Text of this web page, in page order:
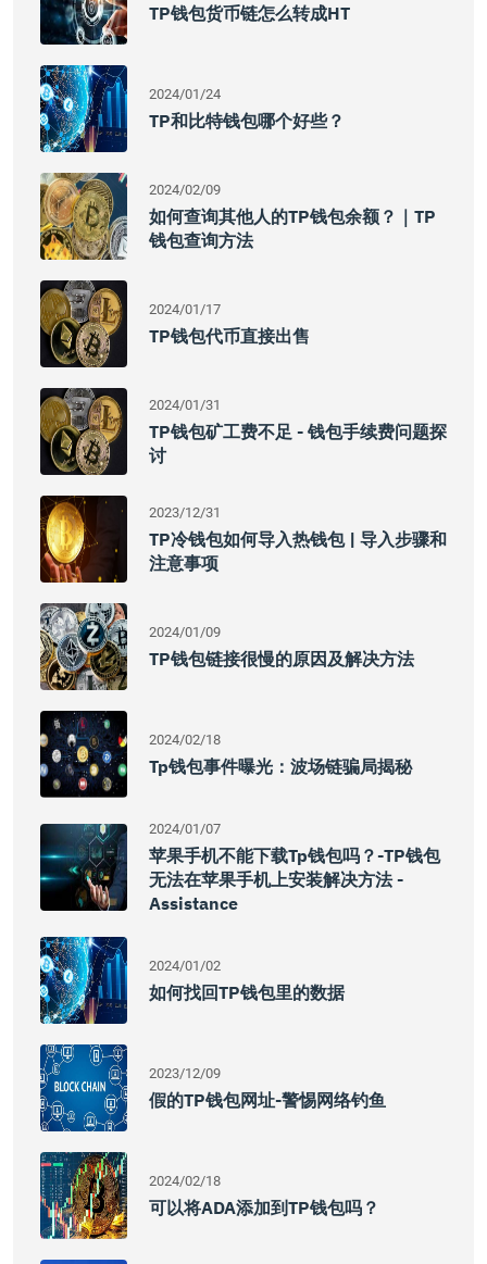
TP钱包货币链怎么转成HT
2024/01/24
TP和比特钱包哪个好些？
2024/02/09
如何查询其他人的TP钱包余额？｜TP
钱包查询方法
2024/01/17
TP钱包代币直接出售
2024/01/31
TP钱包矿工费不足 - 钱包手续费问题探
讨
2023/12/31
TP冷钱包如何导入热钱包 | 导入步骤和
注意事项
2024/01/09
TP钱包链接很慢的原因及解决方法
2024/02/18
Tp钱包事件曝光：波场链骗局揭秘
2024/01/07
苹果手机不能下载tp钱包吗？-TP钱包
无法在苹果手机上安装解决方法 -
Assistance
2024/01/02
如何找回TP钱包里的数据
2023/12/09
假的TP钱包网址-警惕网络钓鱼
2024/02/18
可以将ADA添加到TP钱包吗？